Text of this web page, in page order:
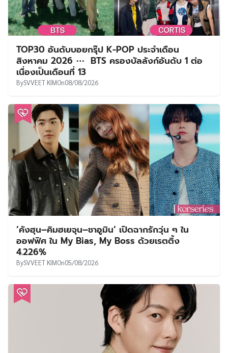
TOP30 อันดับบอยกรุ๊ป K-POP ประจำเดือน
สิงหาคม 2026 ⋯ BTS ครองบัลลังก์อันดับ 1 ต่อ
เนื่องเป็นเดือนที่ 13
BySVVEET KIMOn08/08/2026
‘คังฮุน–คิมฮเยจุน–ชาอูมิน’ เปิดฉากรักวุ่น ๆ ใน
ออฟฟิศ ใน My Bias, My Boss ด้วยเรตติ้ง
4.226%
BySVVEET KIMOn05/08/2026